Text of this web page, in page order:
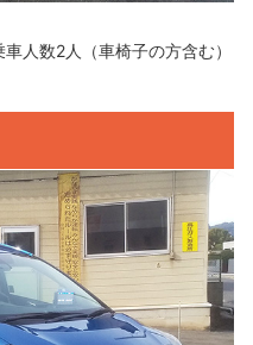
人数2人（車椅子の方含む）